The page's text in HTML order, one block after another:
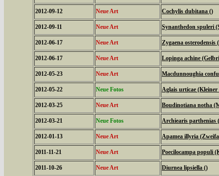
2012-09-12 Neue Art Cochylis dubitana ()
2012-09-11 Neue Art Synanthedon spuleri
2012-06-17 Neue Art Zygaena
2012-06-17 Neue Art Lopinga achine
2012-05-23 Neue Art Macdunnoughia
2012-05-22 Neue Fotos Aglais urticae (Kleiner
2012-03-25 Neue Art Boudinotiana notha
2012-03-21 Neue Fotos Archiearis
2012-01-13 Neue Art Apamea illyria
2011-11-21 Neue Art Poecilocampa populi
2011-10-26 Neue Art Diurnea lipsiella ()